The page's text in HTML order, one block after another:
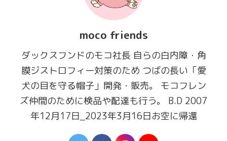
moco friends
ダックスフンドのモコ社長 自らの白内障・角
膜ジストロフィー対策のため つばの長い「愛
犬の目を守る帽子」開発・販売。 モコフレン
ズ仲間のために検品や配達も行う。 B.D 2007
年12月17日_2023年3月16日お空に帰還